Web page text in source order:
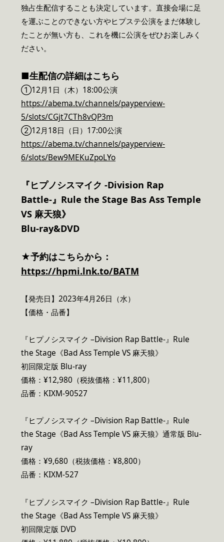
独占生配信することも決定しています。直接会場に足
を運ぶことのできない方やヒプステ公演をまだ体験し
たことが無い方も、これを機に公演をぜひお楽しみく
ださい。
■生配信の詳細はこちら
①12月1日（木）18:00公演
https://abema.tv/channels/payperview-
5/slots/CGjt7CTh8vQP3m
②12月18日（日）17:00公演
https://abema.tv/channels/payperview-
6/slots/Bew9MEKuZpoLYo
『ヒプノシスマイク -Division Rap
Battle-』Rule the Stage Bas Ass Temple
VS 麻天狼》
Blu-ray&DVD
★予約はこちらから：
https://hpmi.lnk.to/BATM
【発売日】2023年4月26日（水）
【価格・品番】
『ヒプノシスマイク –Division Rap Battle-』Rule
the Stage《Bad Ass Temple VS 麻天狼》
初回限定版 Blu-ray
価格：¥12,980（税抜価格：¥11,800）
品番：KIXM-90527
『ヒプノシスマイク –Division Rap Battle-』Rule
the Stage《Bad Ass Temple VS 麻天狼》通常版 Blu-
ray
価格：¥9,680（税抜価格：¥8,800）
品番：KIXM-527
『ヒプノシスマイク –Division Rap Battle-』Rule
the Stage《Bad Ass Temple VS 麻天狼》
初回限定版 DVD